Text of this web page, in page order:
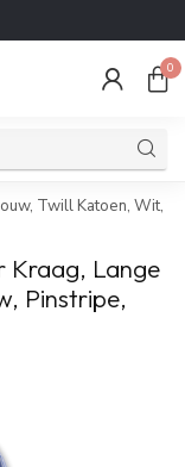
0
Twill Katoen, Wit,
Kraag, Lange
Pinstripe,